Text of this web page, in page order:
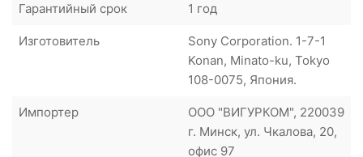
Гарантийный срок 1 год
Изготовитель
Sony Corporation. 1-7-1
Konan, Minato-ku, Tokyo
108-0075, Япония.
Импортер
ООО "ВИГУРКОМ", 220039
г. Минск, ул. Чкалова, 20,
офис 97